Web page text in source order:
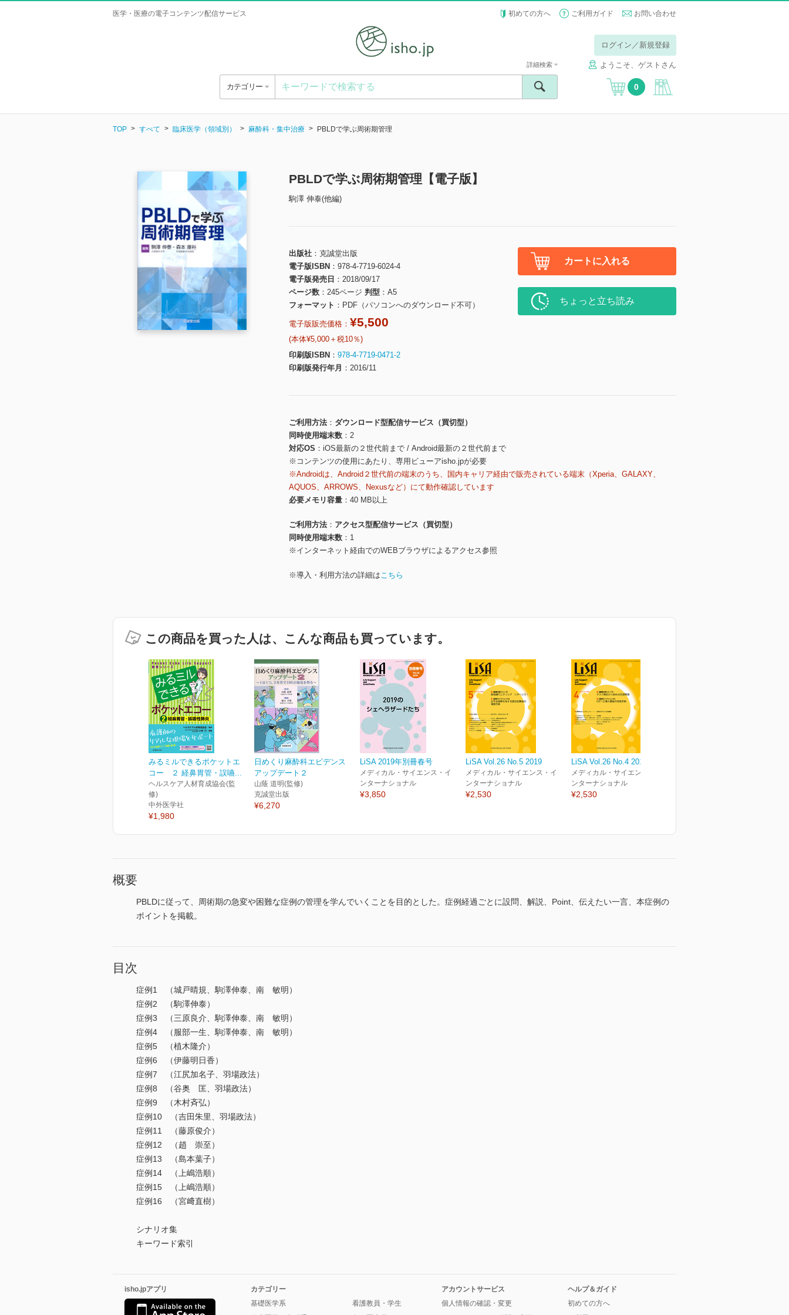
医学・医療の電子コンテンツ配信サービス 初めての方へ ご利用ガイド お問い合わせ
ログイン／新規登録
ようこそ、ゲストさん
カテゴリー
詳細検索
0
TOP すべて 臨床医学（領域別） 麻酔科・集中治療 PBLDで学ぶ周術期管理
PBLDで学ぶ周術期管理【電子版】
駒澤 伸泰(他編)
出版社
克誠堂出版
電子版ISBN
978-4-7719-6024-4
電子版発売日
2018/09/17
ページ数
245ページ 判型
A5
フォーマット
PDF（パソコンへのダウンロード不可）
電子版販売価格： ¥5,500
(本体¥5,000＋税10％)
印刷版ISBN
978-4-7719-0471-2
印刷版発行年月
2016/11
カートに入れる
ちょっと立ち読み
ご利用方法
ダウンロード型配信サービス（買切型）
同時使用端末数
2
対応OS
iOS最新の２世代前まで / Android最新の２世代前まで
※コンテンツの使用にあたり、専用ビューアisho.jpが必要
※Androidは、Android２世代前の端末のうち、国内キャリア経由で販売されている端末（Xperia、GALAXY、
AQUOS、ARROWS、Nexusなど）にて動作確認しています
必要メモリ容量
40 MB以上
ご利用方法
アクセス型配信サービス（買切型）
同時使用端末数
1
※インターネット経由でのWEBブラウザによるアクセス参照
※導入・利用方法の詳細はこちら
この商品を買った人は、こんな商品も買っています。
みるミルできるポケットエ
コー ２ 経鼻胃管・誤嚥...
ヘルスケア人材育成協会(監
修)
中外医学社
¥1,980
日めくり麻酔科エビデンス
アップデート２
山蔭 道明(監修)
克誠堂出版
¥6,270
LiSA 2019年別冊春号
メディカル・サイエンス・イ
ンターナショナル
¥3,850
LiSA Vol.26 No.5 2019
メディカル・サイエンス・イ
ンターナショナル
¥2,530
LiSA Vol.26 No.4 2019
メディカル・サイエンス・イ
ンターナショナル
¥2,530
概要
PBLDに従って、周術期の急変や困難な症例の管理を学んでいくことを目的とした。症例経過ごとに設問、解説、Point、伝えたい一言、本症例の
ポイントを掲載。
目次
症例1 （城戸晴規、駒澤伸泰、南 敏明）
症例2 （駒澤伸泰）
症例3 （三原良介、駒澤伸泰、南 敏明）
症例4 （服部一生、駒澤伸泰、南 敏明）
症例5 （植木隆介）
症例6 （伊藤明日香）
症例7 （江尻加名子、羽場政法）
症例8 （谷奥 匡、羽場政法）
症例9 （木村斉弘）
症例10 （吉田朱里、羽場政法）
症例11 （藤原俊介）
症例12 （趙 崇至）
症例13 （島本葉子）
症例14 （上嶋浩順）
症例15 （上嶋浩順）
症例16 （宮﨑直樹）
シナリオ集
キーワード索引
isho.jpアプリ
カテゴリー
基礎医学系
看護教員・学生
アカウントサービス
個人情報の確認・変更
ヘルプ＆ガイド
初めての方へ